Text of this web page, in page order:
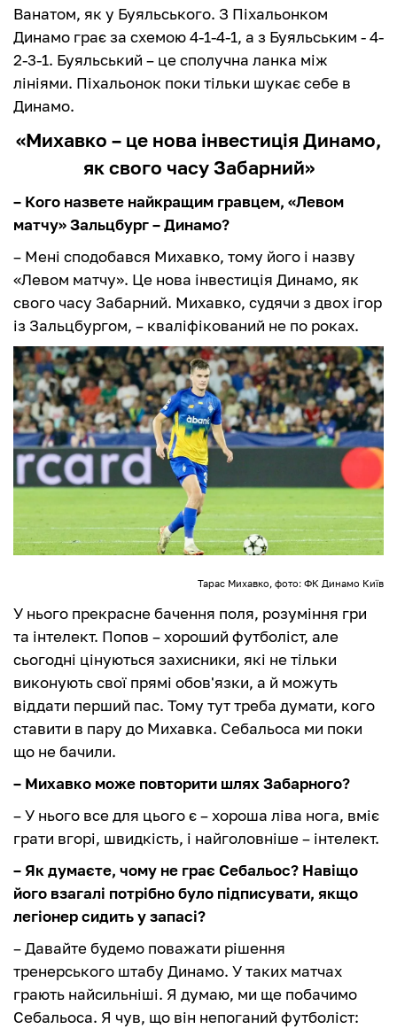
Ванатом, як у Буяльського. З Піхальонком
Динамо грає за схемою 4-1-4-1, а з Буяльським - 4-
2-3-1. Буяльський – це сполучна ланка між
лініями. Піхальонок поки тільки шукає себе в
Динамо.
«Михавко – це нова інвестиція Динамо,
як свого часу Забарний»
– Кого назвете найкращим гравцем, «Левом
матчу» Зальцбург – Динамо?
– Мені сподобався Михавко, тому його і назву
«Левом матчу». Це нова інвестиція Динамо, як
свого часу Забарний. Михавко, судячи з двох ігор
із Зальцбургом, – кваліфікований не по роках.
Тарас Михавко, фото: ФК Динамо Київ
У нього прекрасне бачення поля, розуміння гри
та інтелект. Попов – хороший футболіст, але
сьогодні цінуються захисники, які не тільки
виконують свої прямі обов'язки, а й можуть
віддати перший пас. Тому тут треба думати, кого
ставити в пару до Михавка. Себальоса ми поки
що не бачили.
– Михавко може повторити шлях Забарного?
– У нього все для цього є – хороша ліва нога, вміє
грати вгорі, швидкість, і найголовніше – інтелект.
– Як думаєте, чому не грає Себальос? Навіщо
його взагалі потрібно було підписувати, якщо
легіонер сидить у запасі?
– Давайте будемо поважати рішення
тренерського штабу Динамо. У таких матчах
грають найсильніші. Я думаю, ми ще побачимо
Себальоса. Я чув, що він непоганий футболіст: